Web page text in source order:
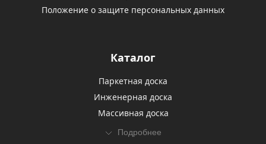
Положение о защите персональных данных
Каталог
Паркетная доска
Инженерная доска
Массивная доска
Подробнее